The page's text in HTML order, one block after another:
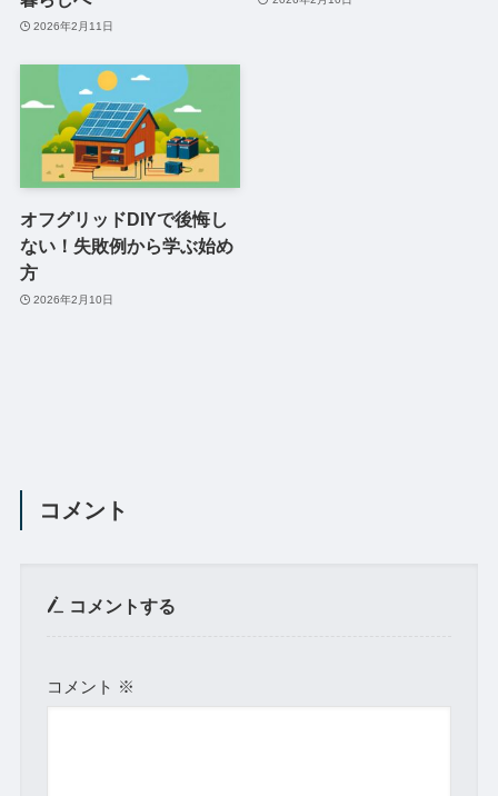
2026年2月11日
オフグリッドDIYで後悔し
ない！失敗例から学ぶ始め
方
2026年2月10日
コメント
コメントする
コメント ※